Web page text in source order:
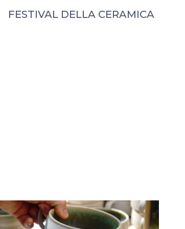
FESTIVAL DELLA CERAMICA